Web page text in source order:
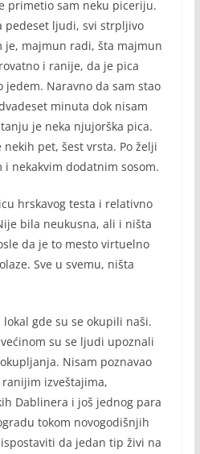
primetio sam neku piceriju.
pedeset ljudi, svi strpljivo
je, majmun radi, šta majmun
i ranije, da je pica
jedem. Naravno da sam stao
minuta dok nisam
je neka njujorška pica.
pet, šest vrsta. Po želji
nekakvim dodatnim sosom.
hrskavog testa i relativno
bila neukusna, ali i ništa
da je to mesto virtuelno
Sve u svemu, ništa
lokal gde su se okupili naši.
su se ljudi upoznali
Nisam poznavao
izveštajima,
Dablinera i još jednog para
tokom novogodišnjih
da jedan tip živi na